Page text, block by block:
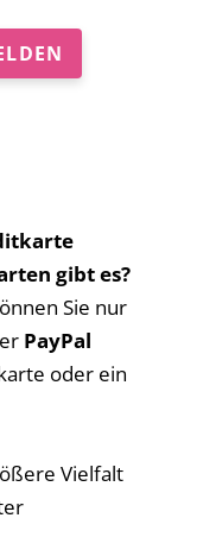
gibt es?
Sie nur
PayPal
oder ein
Vielfalt